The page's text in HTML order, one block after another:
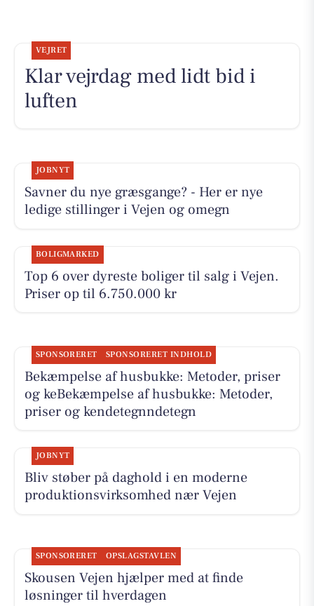
VEJRET
Klar vejrdag med lidt bid i
luften
JOBNYT
Savner du nye græsgange? - Her er nye
ledige stillinger i Vejen og omegn
BOLIGMARKED
Top 6 over dyreste boliger til salg i Vejen.
Priser op til 6.750.000 kr
SPONSORERET SPONSORERET INDHOLD
Bekæmpelse af husbukke: Metoder, priser
og keBekæmpelse af husbukke: Metoder,
priser og kendetegnndetegn
JOBNYT
Bliv støber på daghold i en moderne
produktionsvirksomhed nær Vejen
SPONSORERET OPSLAGSTAVLEN
Skousen Vejen hjælper med at finde
løsninger til hverdagen